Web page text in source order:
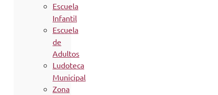
Escuela
Infantil
Escuela
de
Adultos
Ludoteca
Municipal
Zona